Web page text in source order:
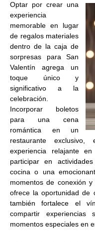
Optar por crear una
experiencia
memorable en lugar
de regalos materiales
dentro de la caja de
sorpresas para San
Valentín agrega un
toque único y
significativo a la
celebración.
Incorporar boletos
para una cena
romántica en un
restaurante
experiencia relajante
participar en
cocina o una
momentos de conexión
ofrece la oportunidad de
también fortalece el
compartir experiencias
momentos especiales en